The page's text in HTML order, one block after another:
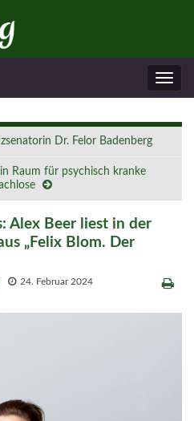
Dr. Felor Badenberg
Raum für psychisch kranke
Alex Beer liest in der
„Felix Blom. Der
24. Februar 2024